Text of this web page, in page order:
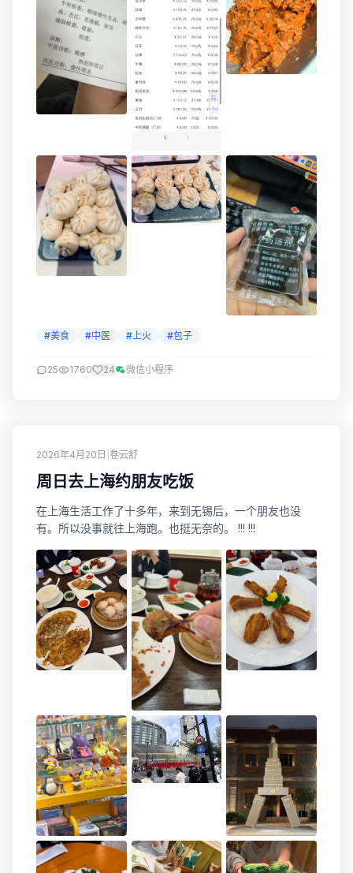
#美食 #中医 #上火 #包子
25 1760 24 微信小程序
2026年4月20日 卷云舒
周日去上海约朋友吃饭
在上海生活工作了十多年，来到无锡后，一个朋友也没
有。所以没事就往上海跑。也挺无奈的。 !!! !!!